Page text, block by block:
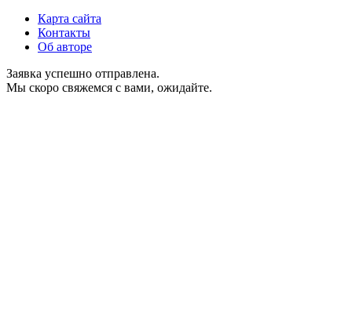
Карта сайта
Контакты
Об авторе
Заявка успешно отправлена.
Мы скоро свяжемся с вами, ожидайте.